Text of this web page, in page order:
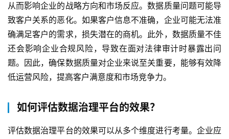
从而影响企业的战略方向和市场反应。数据质量问题可能导
致客户关系的恶化。如果客户信息不准确，企业可能无法准
确满足客户的需求，损失潜在的商机。此外，数据质量不佳
还会影响企业合规风险，导致在面对法律审计时暴露出问
题。因此，确保数据质量对企业来说至关重要，能够有效降
低运营风险，提高客户满意度和市场竞争力。
如何评估数据治理平台的效果？
评估数据治理平台的效果可以从多个维度进行考量。企业应